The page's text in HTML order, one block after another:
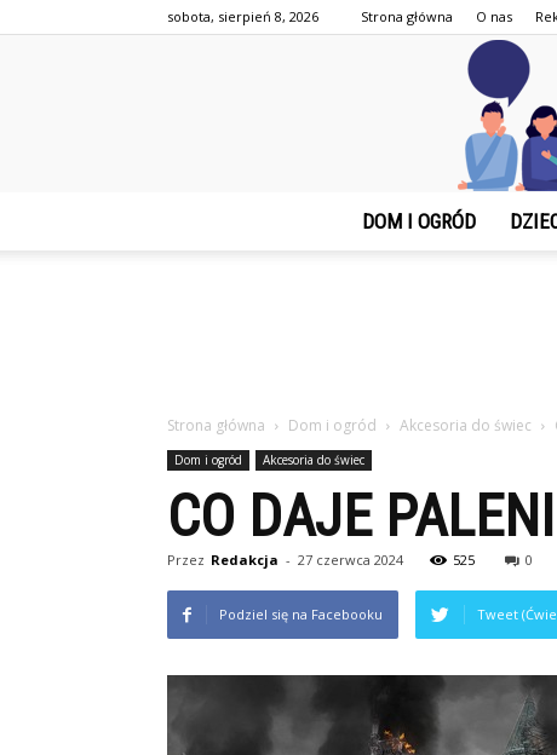
sobota, sierpień 8, 2026 Strona główna O nas
DOM I OGRÓD
Strona główna Dom i ogród Akcesoria do świec
Dom i ogród Akcesoria do świec
CO DAJE
Przez Redakcja - 27 czerwca 2024 525 0
Podziel się na Facebooku Tweet